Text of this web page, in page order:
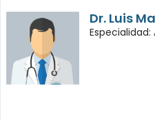
Dr. Luis